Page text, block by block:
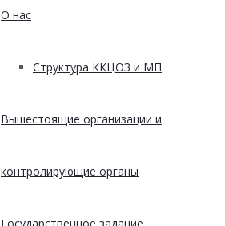
О нас
Структура ККЦОЗ и МП
Вышестоящие организации и
контролирующие органы